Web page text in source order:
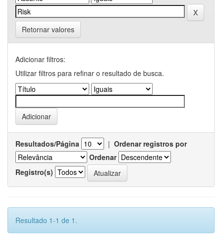
Retornar valores
Adicionar filtros:
Utilizar filtros para refinar o resultado de busca.
Resultados/Página | Ordenar registros por
Ordenar
Registro(s)
Resultado 1-1 de 1.